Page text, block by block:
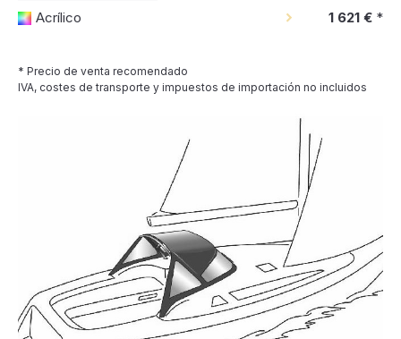
Acrílico
1 621 € *
* Precio de venta recomendado
IVA, costes de transporte y impuestos de importación no incluidos